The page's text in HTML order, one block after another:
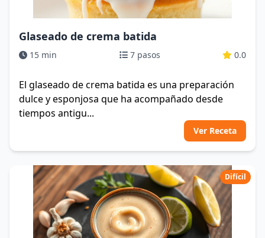
Glaseado de crema batida
15 min 7 pasos 0.0
El glaseado de crema batida es una preparación
dulce y esponjosa que ha acompañado desde
tiempos antigu...
Ver Receta
Difícil